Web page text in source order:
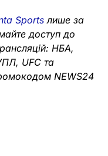
Sportsлише за
доступ до
НБА,
UFC та
NEWS24